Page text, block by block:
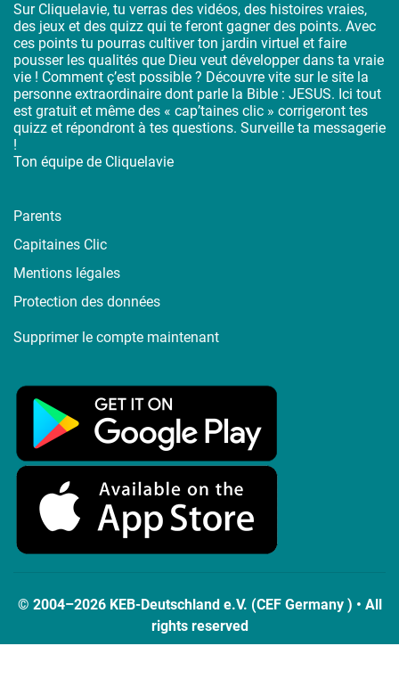
Sur Cliquelavie, tu verras des vidéos, des histoires vraies,
des jeux et des quizz qui te feront gagner des points. Avec
ces points tu pourras cultiver ton jardin virtuel et faire
pousser les qualités que Dieu veut développer dans ta vraie
vie ! Comment ç’est possible ? Découvre vite sur le site la
personne extraordinaire dont parle la Bible : JESUS. Ici tout
est gratuit et même des « cap’taines clic » corrigeront tes
quizz et répondront à tes questions. Surveille ta messagerie
!
Ton équipe de Cliquelavie
Parents
Capitaines Clic
Mentions légales
Protection des données
Supprimer le compte maintenant
© 2004–2026 KEB-Deutschland e.V. (CEF Germany ) • All
rights reserved